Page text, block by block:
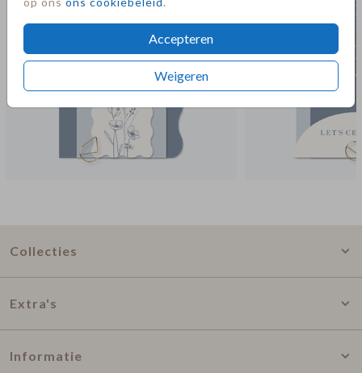
Accepteren
Weigeren
Collecties
Extra's
Informatie